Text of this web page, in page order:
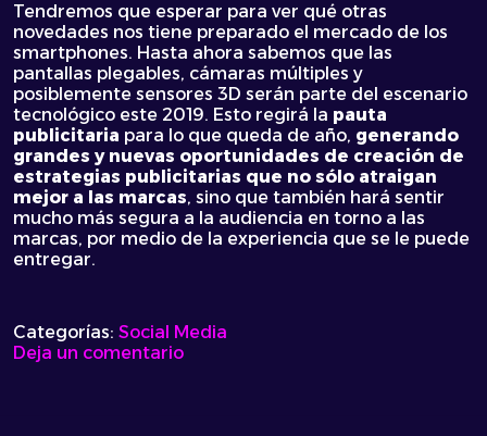
Tendremos que esperar para ver qué otras
novedades nos tiene preparado el mercado de los
smartphones. Hasta ahora sabemos que las
pantallas plegables, cámaras múltiples y
posiblemente sensores 3D serán parte del escenario
tecnológico este 2019. Esto regirá la pauta
publicitaria para lo que queda de año, generando
grandes y nuevas oportunidades de creación de
estrategias publicitarias que no sólo atraigan
mejor a las marcas, sino que también hará sentir
mucho más segura a la audiencia en torno a las
marcas, por medio de la experiencia que se le puede
entregar.
Categorías: Social Media
Deja un comentarioon